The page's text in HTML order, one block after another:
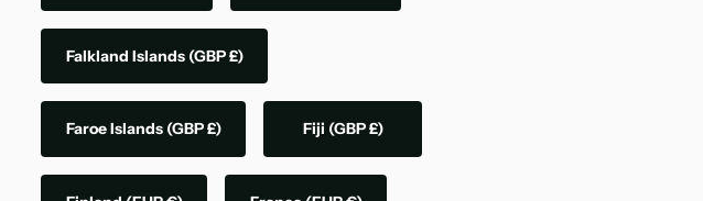
Falkland Islands (GBP £)
Faroe Islands (GBP £) Fiji (GBP £)